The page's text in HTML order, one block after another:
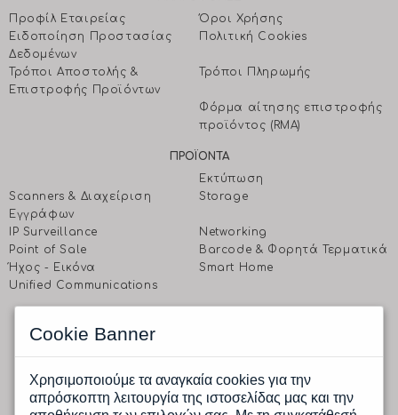
Προφίλ Εταιρείας
Όροι Χρήσης
Ειδοποίηση Προστασίας
Δεδομένων
Πολιτική Cookies
Τρόποι Αποστολής &
Επιστροφής Προϊόντων
Τρόποι Πληρωμής
Φόρμα αίτησης επιστροφής
προϊόντος (RMA)
ΠΡΟΪΟΝΤΑ
Εκτύπωση
Scanners & Διαχείριση
Eγγράφων
Storage
IP Surveillance
Networking
Point of Sale
Barcode & Φορητά Τερματικά
Ήχος - Εικόνα
Smart Home
Unified Communications
Ραφαηλίδη 1 & Αγρινίου, 177 78 Ταύρος, Αθήνα
Δευτέρα έως Παρασκευή: 9.00 πμ -17.00 μμ
Tηλ.: (+30) 210 4805800
Fax.: (+30) 210 4805801
Cookie Banner
Χρησιμοποιούμε τα αναγκαία cookies για την
απρόσκοπτη λειτουργία της ιστοσελίδας μας και την